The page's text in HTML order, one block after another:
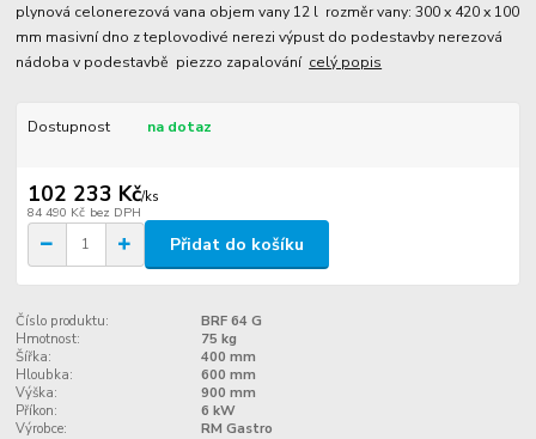
plynová celonerezová vana objem vany 12 l rozměr vany: 300 x 420 x 100
mm masivní dno z teplovodivé nerezi výpust do podestavby nerezová
nádoba v podestavbě piezzo zapalování celý popis
Dostupnost na dotaz
102 233 Kč/ks
84 490 Kč bez DPH
Přidat do košíku
Číslo produktu:
BRF 64 G
Hmotnost:
75 kg
Šířka:
400 mm
Hloubka:
600 mm
Výška:
900 mm
Příkon:
6 kW
Výrobce:
RM Gastro